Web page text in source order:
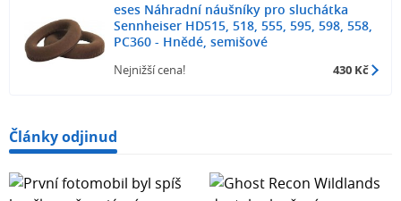
eses Náhradní náušníky pro sluchátka
Sennheiser HD515, 518, 555, 595, 598, 558,
PC360 - Hnědé, semišové
Nejnižší cena! 430 Kč
Články odjinud